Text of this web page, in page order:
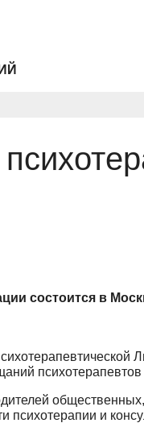
состоится в
психотерапии и